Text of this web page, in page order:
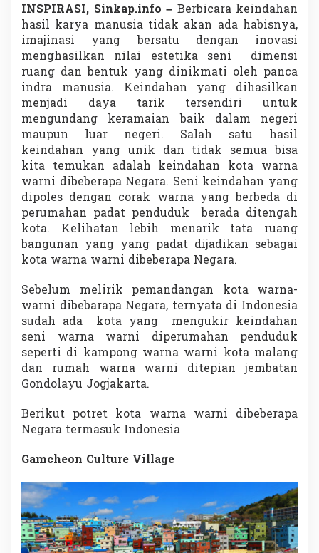
p
u
l
a
u
a
n
M
e
r
n
t
,
B
a
g
a
n
a
m
e
n
u
r
s
a
a
?
INSPIRASI, Sinkap.info – Berbicara keindahan
hasil karya manusia tidak akan ada habisnya,
imajinasi yang bersatu dengan inovasi
menghasilkan nilai estetika seni dimensi
ruang dan bentuk yang dinikmati oleh panca
indra manusia. Keindahan yang dihasilkan
menjadi daya tarik tersendiri untuk
mengundang keramaian baik dalam negeri
maupun luar negeri. Salah satu hasil
keindahan yang unik dan tidak semua bisa
kita temukan adalah keindahan kota warna
warni dibeberapa Negara. Seni keindahan yang
dipoles dengan corak warna yang berbeda di
perumahan padat penduduk berada ditengah
kota. Kelihatan lebih menarik tata ruang
bangunan yang yang padat dijadikan sebagai
kota warna warni dibeberapa Negara.
Sebelum melirik pemandangan kota warna-
warni dibebarapa Negara, ternyata di Indonesia
sudah ada kota yang mengukir keindahan
seni warna warni diperumahan penduduk
seperti di kampong warna warni kota malang
dan rumah warna warni ditepian jembatan
Gondolayu Jogjakarta.
Berikut potret kota warna warni dibeberapa
Negara termasuk Indonesia
Gamcheon Culture Village